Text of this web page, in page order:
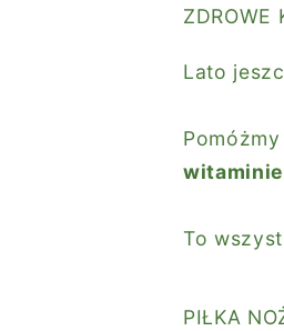
ZDROWE
Lato
witaminie
To
PIŁKA